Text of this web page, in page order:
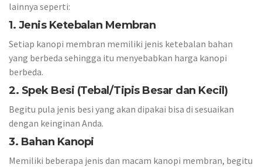
lainnya seperti:
1. Jenis Ketebalan Membran
Setiap kanopi membran memiliki jenis ketebalan bahan
yang berbeda sehingga itu menyebabkan harga kanopi
berbeda.
2. Spek Besi (Tebal/Tipis Besar dan Kecil)
Begitu pula jenis besi yang akan dipakai bisa di sesuaikan
dengan keinginan Anda.
3. Bahan Kanopi
Memiliki beberapa jenis dan macam kanopi membran, begitu